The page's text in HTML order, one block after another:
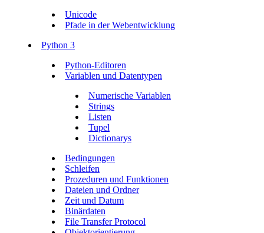
Unicode
Pfade in der Webentwicklung
Python 3
Python-Editoren
Variablen und Datentypen
Numerische Variablen
Strings
Listen
Tupel
Dictionarys
Bedingungen
Schleifen
Prozeduren und Funktionen
Dateien und Ordner
Zeit und Datum
Binärdaten
File Transfer Protocol